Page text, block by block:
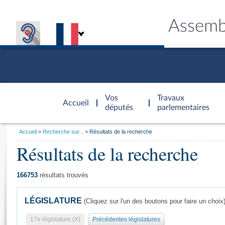
Accueil
d'accueil
Vos
députés
Travaux
parlementaires
Général
Vous
Accueil Recherche sur... Résultats de la recherche
Résultats de la recherche
166753 résultats trouvés
LÉGISLATURE (Cliquez sur l'un des boutons pour faire un choix)
17e législature (X) Précédentes législatures